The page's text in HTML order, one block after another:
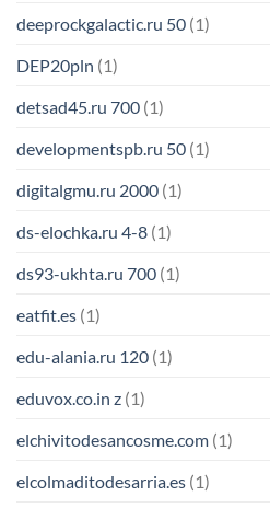
deeprockgalactic.ru 50 (1)
DEP20pln (1)
detsad45.ru 700 (1)
developmentspb.ru 50 (1)
digitalgmu.ru 2000 (1)
ds-elochka.ru 4-8 (1)
ds93-ukhta.ru 700 (1)
eatfit.es (1)
edu-alania.ru 120 (1)
eduvox.co.in z (1)
elchivitodesancosme.com (1)
elcolmaditodesarria.es (1)